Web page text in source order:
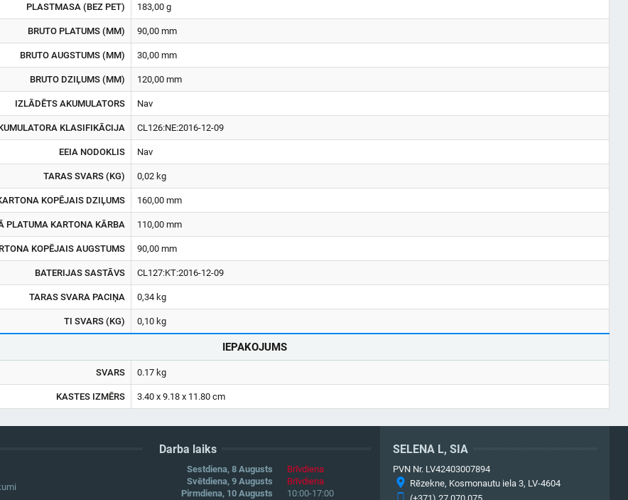
PLASTMASA (BEZ PET) 183,00 g
BRUTO PLATUMS (MM) 90,00 mm
BRUTO AUGSTUMS (MM) 30,00 mm
BRUTO DZIĻUMS (MM) 120,00 mm
IZLĀDĒTS AKUMULATORS Nav
KLASIFIKĀCIJA CL126:NE:2016-12-09
EEIA NODOKLIS Nav
TARAS SVARS (KG) 0,02 kg
KOPĒJAIS DZIĻUMS 160,00 mm
PLATUMA KARTONA KĀRBA 110,00 mm
KOPĒJAIS AUGSTUMS 90,00 mm
BATERIJAS SASTĀVS CL127:KT:2016-12-09
TARAS SVARA PACIŅA 0,34 kg
TI SVARS (KG) 0,10 kg
IEPAKOJUMS
SVARS 0.17 kg
KASTES IZMĒRS 3.40 x 9.18 x 11.80 cm
Darba laiks
Sestdiena, 8 Augusts
Brīvdiena
Svētdiena, 9 Augusts
Brīvdiena
Pirmdiena, 10 Augusts
10:00-17:00
SELENA L, SIA
PVN Nr. LV42403007894
Rēzekne, Kosmonautu iela 3, LV-4604